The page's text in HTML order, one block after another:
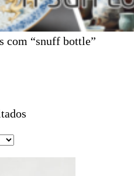
com “snuff bottle”